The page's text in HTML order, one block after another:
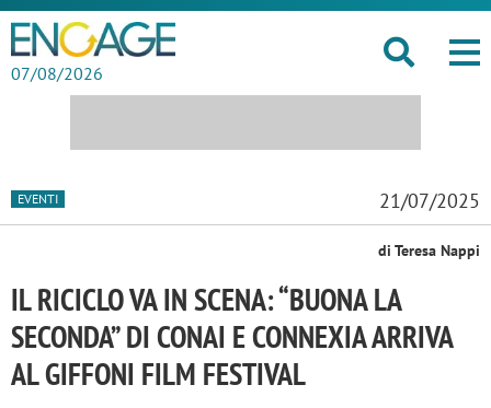
07/08/2026
EVENTI 21/07/2025
di Teresa Nappi
IL RICICLO VA IN SCENA: “BUONA LA
SECONDA” DI CONAI E CONNEXIA ARRIVA
AL GIFFONI FILM FESTIVAL